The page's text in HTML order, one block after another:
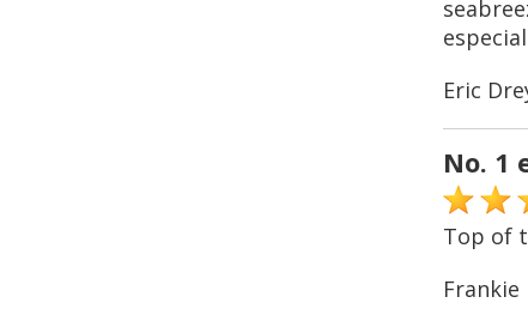
Eric
No. 1
Top of
Frankie